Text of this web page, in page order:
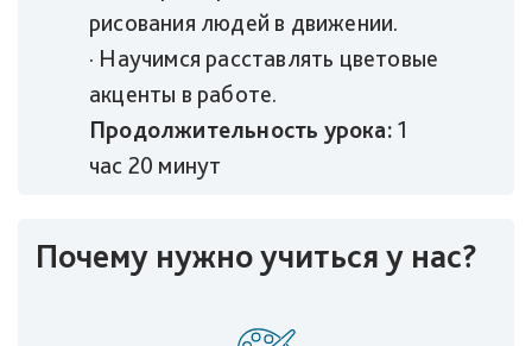
рисования людей в движении.
· Научимся расставлять цветовые
акценты в работе.
Продолжительность урока: 1
час 20 минут
Почему нужно учиться у нас?